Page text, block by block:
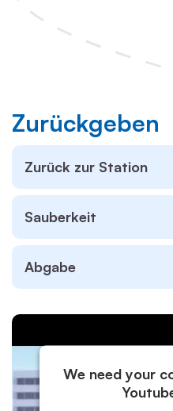
Zurückgeben
Zurück zur Station
Sauberkeit
Abgabe
We need your